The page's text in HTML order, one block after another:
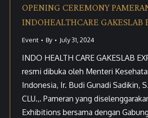
OPENING CEREMONY
INDOHEALTHCARE GAKESLAB
Event By July 31, 2024
INDO HEALTH CARE GAKESLAB
resmi dibuka oleh Menteri
Indonesia, Ir. Budi Gunadi Sadikin,
CLU.,. Pameran yang
Exhibitions bersama dengan